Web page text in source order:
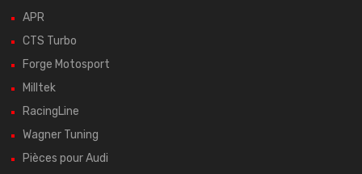
APR
CTS Turbo
Forge Motosport
Milltek
RacingLine
Wagner Tuning
Pièces pour Audi